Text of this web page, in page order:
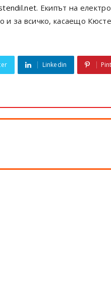
. Екипът на
и за всичко, касаещо
Linkedin